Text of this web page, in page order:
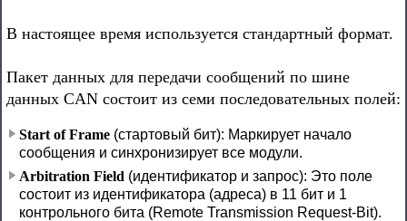
В настоящее время используется стандартный формат.
Пакет данных для передачи сообщений по шине
данных CAN состоит из семи последовательных полей:
Start of Frame (стартовый бит): Маркирует начало
сообщения и синхронизирует все модули.
Arbitration Field (идентификатор и запрос): Это поле
состоит из идентификатора (адреса) в 11 бит и 1
контрольного бита (Remote Transmission Request-Bit).